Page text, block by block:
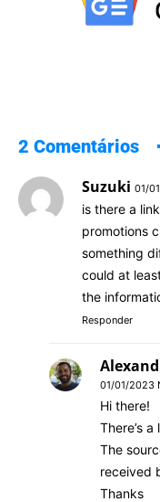
2 Comentários
Suzuki 01/
is there a
promotions
something
could at
the
Responder
01/01/2023
Hi there!
There’s
The
received
Thanks